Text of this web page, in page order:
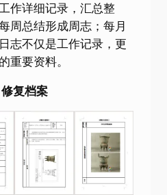
作详细记录，汇总整
周总结形成周志；每月
志不仅是工作记录，更
重要资料。
复档案